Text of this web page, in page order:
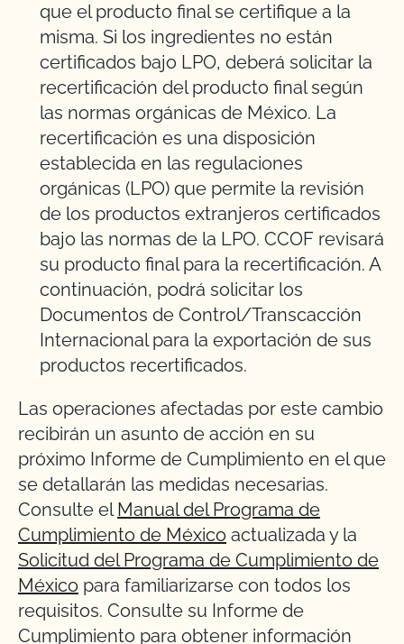
que el producto final se certifique a la
misma. Si los ingredientes no están
certificados bajo LPO, deberá solicitar la
recertificación del producto final según
las normas orgánicas de México. La
recertificación es una disposición
establecida en las regulaciones
orgánicas (LPO) que permite la revisión
de los productos extranjeros certificados
bajo las normas de la LPO. CCOF revisará
su producto final para la recertificación. A
continuación, podrá solicitar los
Documentos de Control/Transcacción
Internacional para la exportación de sus
productos recertificados.
Las operaciones afectadas por este cambio
recibirán un asunto de acción en su
próximo Informe de Cumplimiento en el que
se detallarán las medidas necesarias.
Consulte elManual del Programa de
Cumplimiento de México actualizada y la
Solicitud del Programa de Cumplimiento de
México para familiarizarse con todos los
requisitos. Consulte su Informe de
Cumplimiento para obtener información